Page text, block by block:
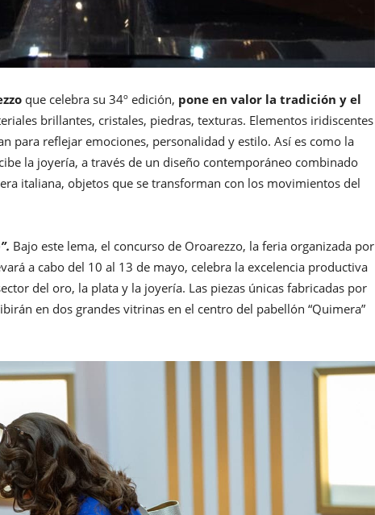
que celebra su 34º edición, pone en valor la tradición y el
brillantes, cristales, piedras, texturas. Elementos iridiscentes
para reflejar emociones, personalidad y estilo. Así es como la
la joyería, a través de un diseño contemporáneo combinado
italiana, objetos que se transforman con los movimientos del
Bajo este lema, el concurso de Oroarezzo, la feria organizada por
a cabo del 10 al 13 de mayo, celebra la excelencia productiva
del oro, la plata y la joyería. Las piezas únicas fabricadas por
en dos grandes vitrinas en el centro del pabellón “Quimera”